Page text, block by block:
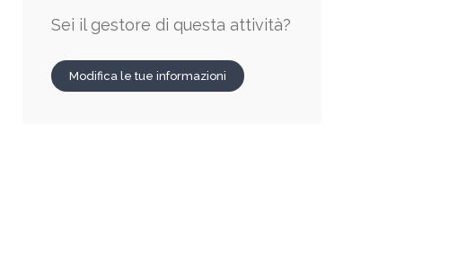
Sei il gestore di questa attività?
Modifica le tue informazioni